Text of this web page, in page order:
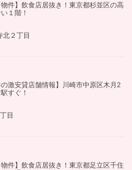
物件】飲食店居抜き！東京都杉並区の高
１階！
北２丁目
の激安貸店舗情報】川崎市中原区木月2
すぐ！
目
物件】飲食店居抜き！東京都足立区千住